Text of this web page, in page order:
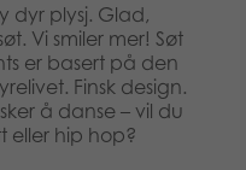
dyr plysj. Glad,
Vi smiler mer! Søt
er basert på den
Finsk design.
å danse – vil du
eller hip hop?